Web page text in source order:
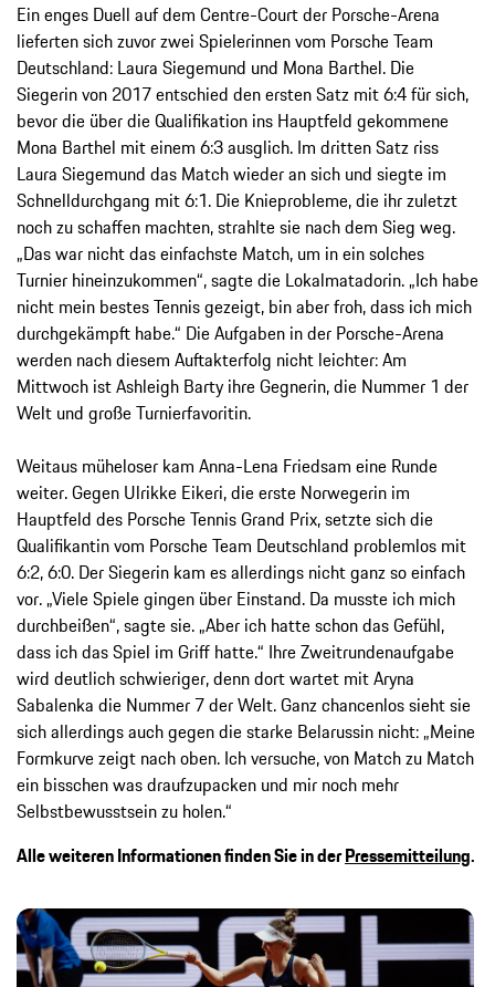
Ein enges Duell auf dem Centre-Court der Porsche-Arena
lieferten sich zuvor zwei Spielerinnen vom Porsche Team
Deutschland: Laura Siegemund und Mona Barthel. Die
Siegerin von 2017 entschied den ersten Satz mit 6:4 für sich,
bevor die über die Qualifikation ins Hauptfeld gekommene
Mona Barthel mit einem 6:3 ausglich. Im dritten Satz riss
Laura Siegemund das Match wieder an sich und siegte im
Schnelldurchgang mit 6:1. Die Knieprobleme, die ihr zuletzt
noch zu schaffen machten, strahlte sie nach dem Sieg weg.
„Das war nicht das einfachste Match, um in ein solches
Turnier hineinzukommen“, sagte die Lokalmatadorin. „Ich habe
nicht mein bestes Tennis gezeigt, bin aber froh, dass ich mich
durchgekämpft habe.“ Die Aufgaben in der Porsche-Arena
werden nach diesem Auftakterfolg nicht leichter: Am
Mittwoch ist Ashleigh Barty ihre Gegnerin, die Nummer 1 der
Welt und große Turnierfavoritin.
Weitaus müheloser kam Anna-Lena Friedsam eine Runde
weiter. Gegen Ulrikke Eikeri, die erste Norwegerin im
Hauptfeld des Porsche Tennis Grand Prix, setzte sich die
Qualifikantin vom Porsche Team Deutschland problemlos mit
6:2, 6:0. Der Siegerin kam es allerdings nicht ganz so einfach
vor. „Viele Spiele gingen über Einstand. Da musste ich mich
durchbeißen“, sagte sie. „Aber ich hatte schon das Gefühl,
dass ich das Spiel im Griff hatte.“ Ihre Zweitrundenaufgabe
wird deutlich schwieriger, denn dort wartet mit Aryna
Sabalenka die Nummer 7 der Welt. Ganz chancenlos sieht sie
sich allerdings auch gegen die starke Belarussin nicht: „Meine
Formkurve zeigt nach oben. Ich versuche, von Match zu Match
ein bisschen was draufzupacken und mir noch mehr
Selbstbewusstsein zu holen.“
Alle weiteren Informationen finden Sie in derPressemitteilung.